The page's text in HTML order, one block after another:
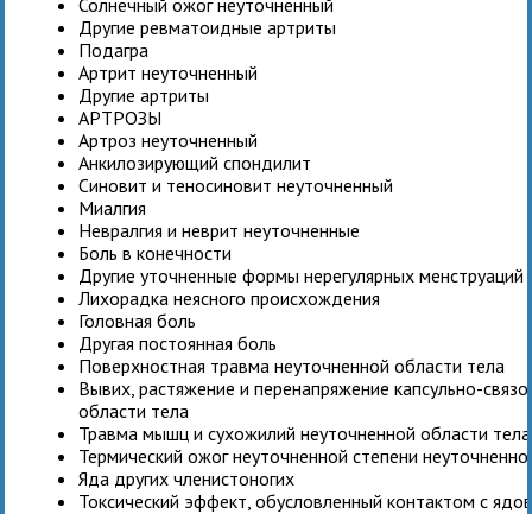
Другие ревматоидные артриты
Подагра
Артрит неуточненный
Другие артриты
АРТРОЗЫ
Артроз неуточненный
Анкилозирующий спондилит
Синовит и теносиновит неуточненный
Миалгия
Невралгия и неврит неуточненные
Боль в конечности
Другие уточненные формы нерегулярных менструаций
Лихорадка неясного происхождения
Головная боль
Другая постоянная боль
Поверхностная травма неуточненной области тела
Вывих, растяжение и перенапряжение капсульно-
области тела
Травма мышц и сухожилий неуточненной области тела
Термический ожог неуточненной степени
Яда других членистоногих
Токсический эффект, обусловленный контактом с